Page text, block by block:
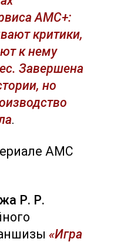
AMC+:
критики,
к нему
Завершена
но
.
Р. Р.
«Игра